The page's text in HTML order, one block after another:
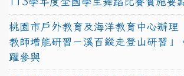
桃園市戶外教育及海洋教育中心辦理
教師增能研習－溪百縱走登山研習」
躍參與